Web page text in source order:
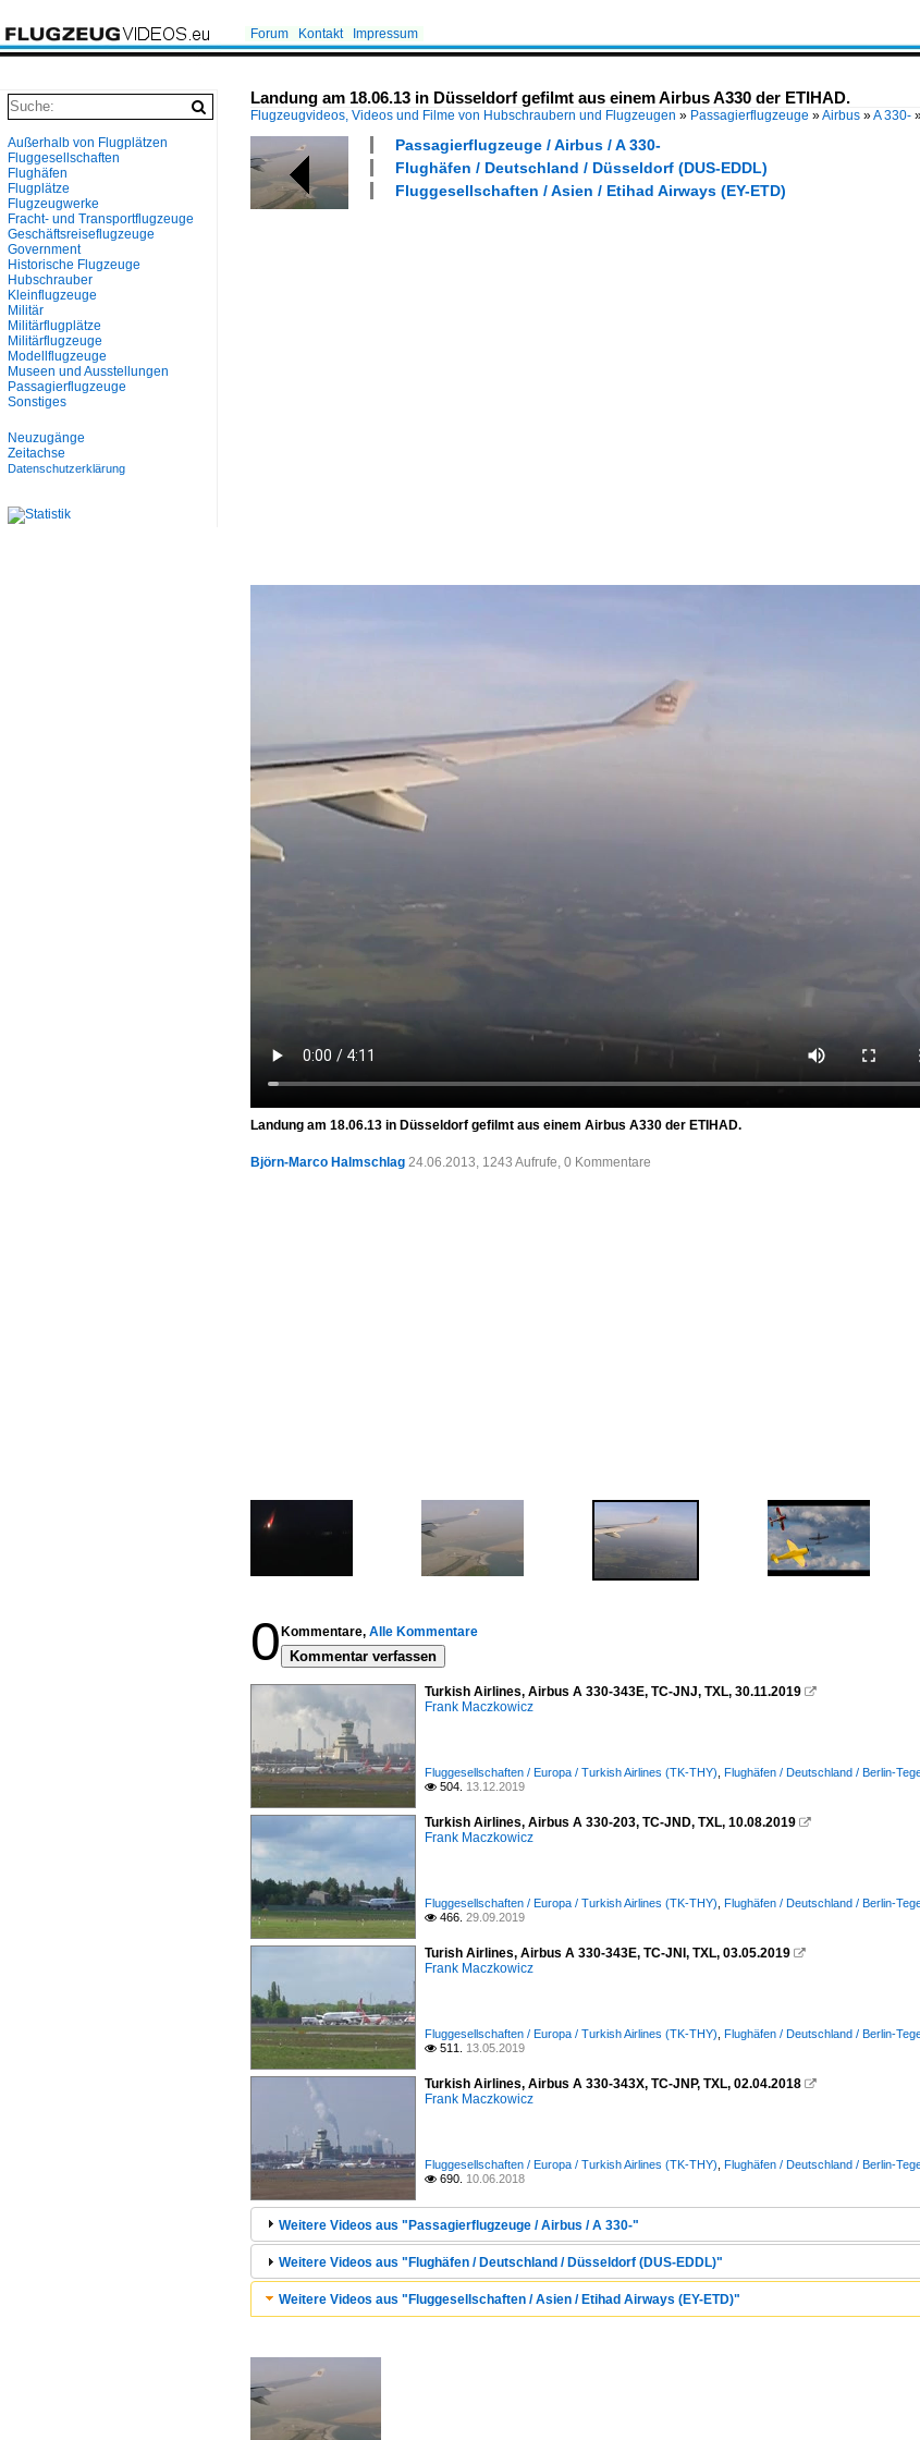
Forum Kontakt Impressum
Landung am 18.06.13 in Düsseldorf gefilmt aus einem Airbus A330 der ETIHAD.
Flugzeugvideos, Videos und Filme von Hubschraubern und Flugzeugen » Passagierflugzeuge »Airbus »A 330-
Passagierflugzeuge / Airbus / A 330-
Flughäfen / Deutschland / Düsseldorf (DUS-EDDL)
Fluggesellschaften / Asien / Etihad Airways (EY-ETD)
Landung am 18.06.13 in Düsseldorf gefilmt aus einem Airbus A330 der ETIHAD.
Björn-Marco Halmschlag 24.06.2013, 1243 Aufrufe, 0 Kommentare
0 Kommentare, Alle Kommentare
Kommentar verfassen
Turkish Airlines, Airbus A 330-343E, TC-JNJ, TXL, 30.11.2019 
Frank Maczkowicz
Fluggesellschaften / Europa / Turkish Airlines (TK-THY) Flughäfen / Deutschland / Berlin-
 504. 13.12.2019
Turkish Airlines, Airbus A 330-203, TC-JND, TXL, 10.08.2019 
Frank Maczkowicz
Fluggesellschaften / Europa / Turkish Airlines (TK-THY) Flughäfen / Deutschland / Berlin-
 466. 29.09.2019
Turish Airlines, Airbus A 330-343E, TC-JNI, TXL, 03.05.2019 
Frank Maczkowicz
Fluggesellschaften / Europa / Turkish Airlines (TK-THY) Flughäfen / Deutschland / Berlin-
 511. 13.05.2019
Turkish Airlines, Airbus A 330-343X, TC-JNP, TXL, 02.04.2018 
Frank Maczkowicz
Fluggesellschaften / Europa / Turkish Airlines (TK-THY) Flughäfen / Deutschland / Berlin-
 690. 10.06.2018
Weitere Videos aus "Passagierflugzeuge / Airbus / A 330-"
Weitere Videos aus "Flughäfen / Deutschland / Düsseldorf (DUS-EDDL)"
Weitere Videos aus "Fluggesellschaften / Asien / Etihad Airways (EY-ETD)"
Außerhalb von Flugplätzen
Fluggesellschaften
Flughäfen
Flugplätze
Flugzeugwerke
Fracht- und Transportflugzeuge
Geschäftsreiseflugzeuge
Government
Historische Flugzeuge
Hubschrauber
Kleinflugzeuge
Militär
Militärflugplätze
Militärflugzeuge
Modellflugzeuge
Museen und Ausstellungen
Passagierflugzeuge
Sonstiges
Neuzugänge
Zeitachse
Datenschutzerklärung